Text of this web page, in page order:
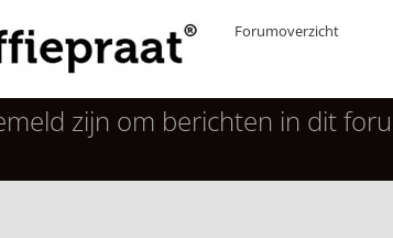
Forumoverzicht
zijn om berichten in dit